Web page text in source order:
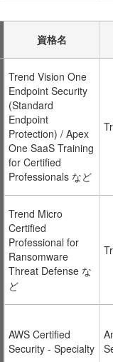
資格名
Trend Vision One
Endpoint Security
(Standard
Endpoint
Protection) / Apex
One SaaS Training
for Certified
Professionals など
Trend Micro
Certified
Professional for
Ransomware
Threat Defense な
ど
AWS Certified
Security - Specialty